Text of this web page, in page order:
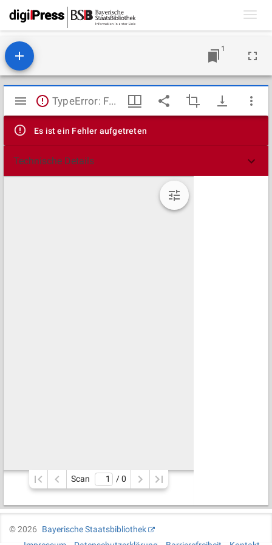
1
Mirador
Viewer
TypeError: Failed to fetch
Es ist ein Fehler aufgetreten
Technische Details
Scan / 0
©2026
Bayerische Staatsbibliothek